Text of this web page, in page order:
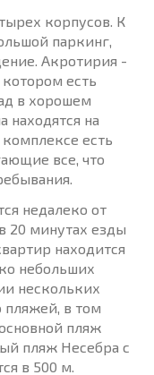
корпусов. К
паркинг,
Акротирия -
есть
в хорошем
находятся на
есть
все, что
недалеко от
20 минутах езды
находится
небольших
нескольких
пляжей, в том
пляж
пляж Несебра с
в 500 м.